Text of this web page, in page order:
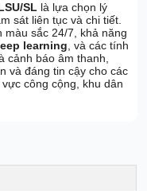
SL là lựa chọn lý
sát liên tục và chi tiết.
màu sắc 24/7, khả năng
learning, và các tính
cảnh báo âm thanh,
và đáng tin cậy cho các
công cộng, khu dân